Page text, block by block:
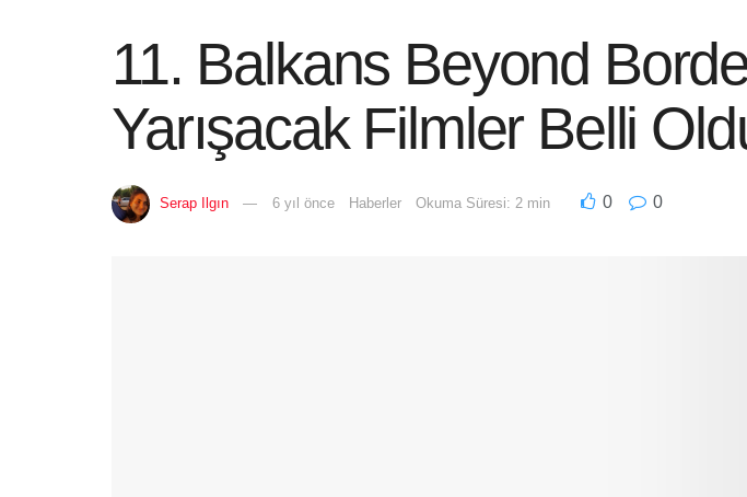
11. Balkans Beyond
Yarışacak Filmler Belli
Serap Ilgın 6 yıl önce Haberler Okuma Süresi: 2 min 0 0